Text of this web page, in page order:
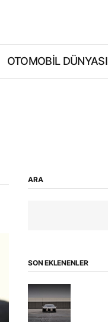
OTOMOBİL DÜNYASI
ARA
SON EKLENENLER